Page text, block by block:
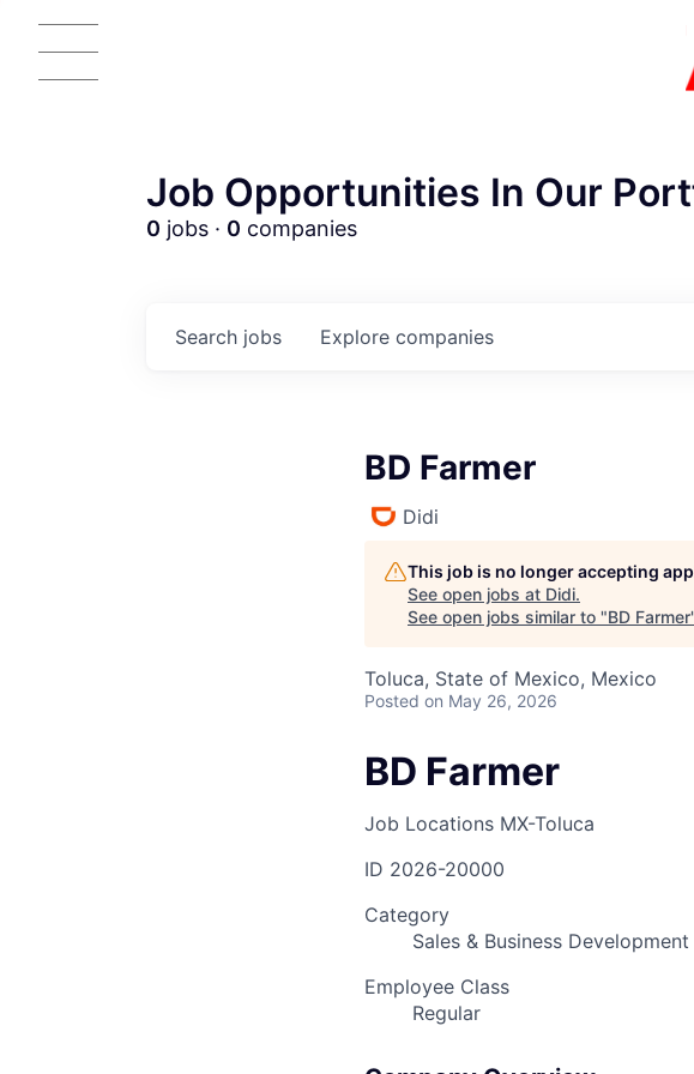
Job Opportunities In Our
0 jobs · 0 companies
Search jobs Explore companies
BD Farmer
Didi
This job is no longer accepting
See open jobs at Didi.
See open jobs similar to "BD Farmer
Toluca, State of Mexico, Mexico
Posted on May 26, 2026
BD Farmer
Job Locations MX-Toluca
ID 2026-20000
Category
Sales & Business Development
Employee Class
Regular